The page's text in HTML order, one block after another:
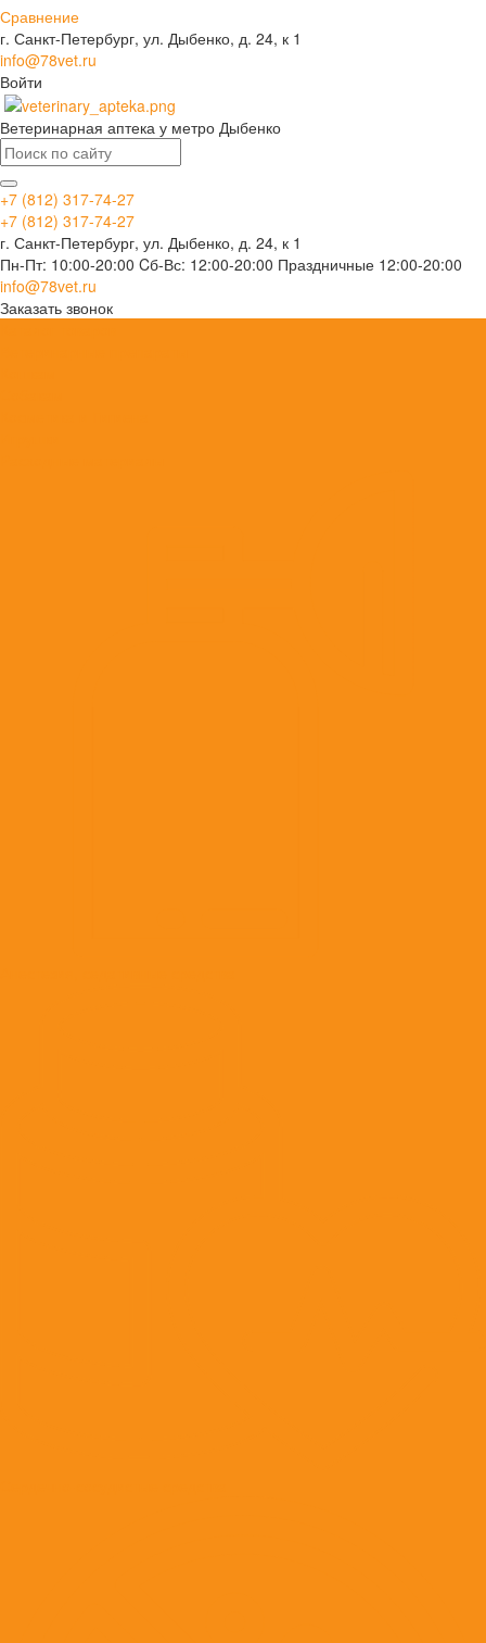
Сравнение
г. Санкт-Петербург, ул. Дыбенко, д. 24, к 1
info@78vet.ru
Войти
Ветеринарная аптека у метро Дыбенко
+7 (812) 317-74-27
+7 (812) 317-74-27
г. Санкт-Петербург, ул. Дыбенко, д. 24, к 1
Пн-Пт: 10:00-20:00 Cб-Вс: 12:00-20:00 Праздничные 12:00-20:00
info@78vet.ru
Заказать звонок